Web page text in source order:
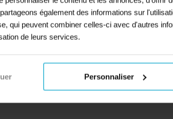
également des informations sur
qui peuvent combiner celles-ci avec d'autres
de leurs services.
Personnaliser
gère tout ce volet (cotisations, charges,
une appli pour suivre vos cours
des stages ou des cours à
comme